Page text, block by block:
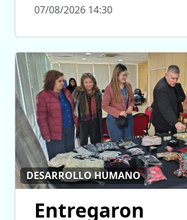
07/08/2026 14:30
DESARROLLO HUMANO
Entregaron